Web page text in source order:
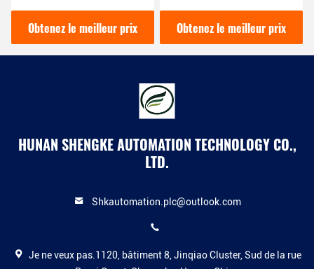
2/4 Fil Module d'entrée
analogique Siemens avec
1
Obtenez le meilleur prix
Contrôleur de mouvement
Siemens Technologie de
pointe
Obtenez le meilleur prix
HUNAN SHENGKE AUTOMATION TECHNOLOGY CO.,
LTD.
Shkautomation.plc@outlook.com
Je ne veux pas.1120, bâtiment 8, Jinqiao Cluster, Sud de la rue